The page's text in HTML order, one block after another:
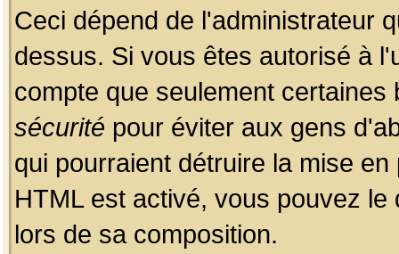
Ceci dépend de l'administrateur
dessus. Si vous êtes autorisé à
compte que seulement
sécurité pour éviter aux gens
qui pourraient détruire la mise
HTML est activé, vous pouvez
lors de sa composition.